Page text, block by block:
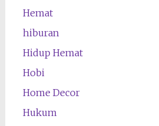
Hemat
hiburan
Hidup Hemat
Hobi
Home Decor
Hukum